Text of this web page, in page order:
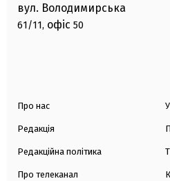
вул. Володимирська
61/11, офіс 50
Про нас
Редакція
Редакційна політика
Про телеканал